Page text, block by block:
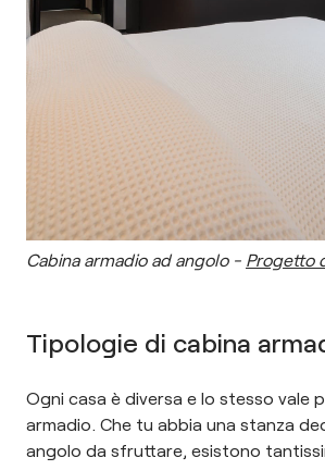
Cabina armadio ad angolo - Progetto
Tipologie di cabina
Ogni casa è diversa e lo stesso vale
armadio. Che tu abbia una stanza
angolo da sfruttare, esistono